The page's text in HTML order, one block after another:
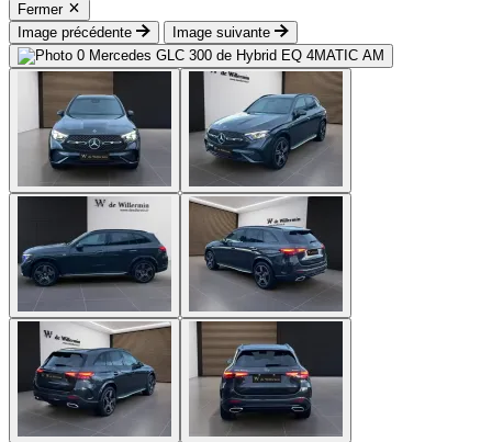
Fermer
Image précédente
Image suivante